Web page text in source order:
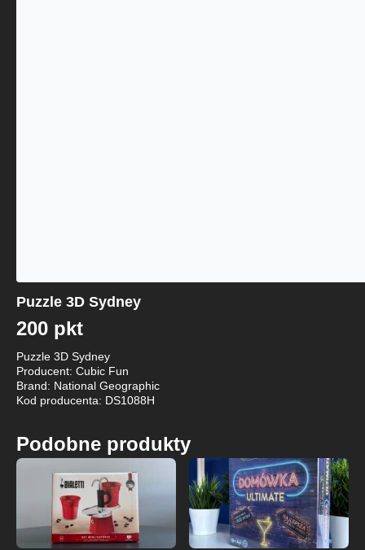
Puzzle 3D Sydney
200 pkt
Puzzle 3D Sydney
Producent: Cubic Fun
Brand: National Geographic
Kod producenta: DS1088H
Podobne produkty